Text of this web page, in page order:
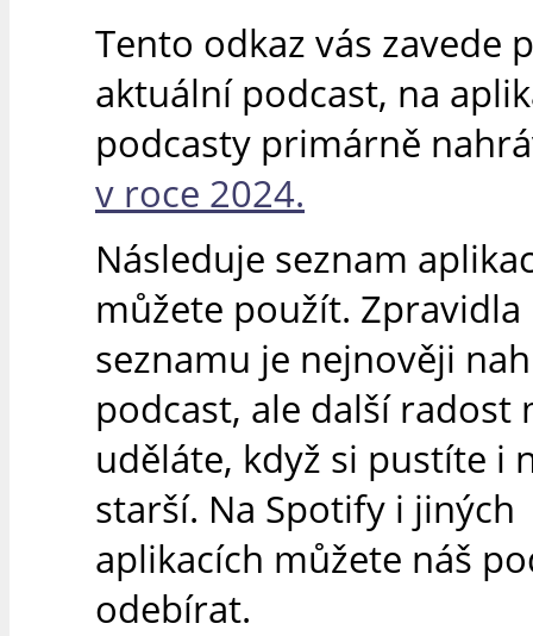
Tento odkaz vás zavede
aktuální podcast, na
podcasty primárně
v roce 2024.
Následuje seznam
můžete použít.
seznamu je nejnověji
podcast, ale další radost
uděláte, když si pustíte i
starší. Na Spotify i jiných
aplikacích můžete náš
odebírat.